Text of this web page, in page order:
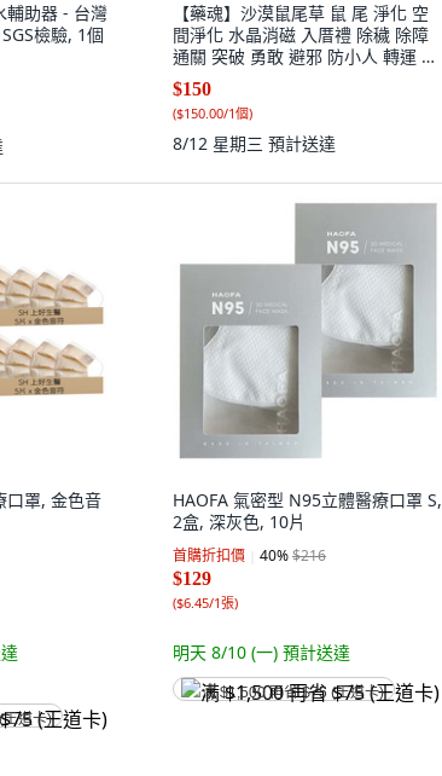
輔助器 - 台灣
檢驗, 1個
【藥魂】沙漠鼠尾草 鼠 尾 淨化 空
間淨化 水晶消磁 入厝禮 除穢 除障
通關 突破 勇敢 避邪 防小人 轉運 好
運, 1個
$150
($150.00/1個)
8/12 星期三 預計送達
口罩, 金色音
道卡)
HAOFA 氣密型 N95立體醫療口罩 S,
2盒, 深灰色, 10片
首購折扣價 40%$216
$129
($6.45/1張)
明天 8/10 (一) 預計送達
满 $1,500 再省 $75 (王道卡)